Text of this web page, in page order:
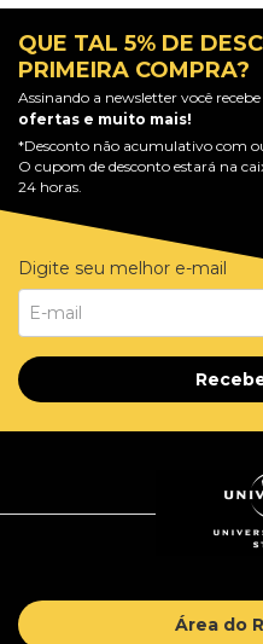
QUE TAL 5% DE
PRIMEIRA COMPRA?
Assinando a newsletter você
ofertas e muito mais!
*Desconto não acumulativo com
O cupom de desconto estará na
24 horas.
Digite seu melhor e-mail
Área do